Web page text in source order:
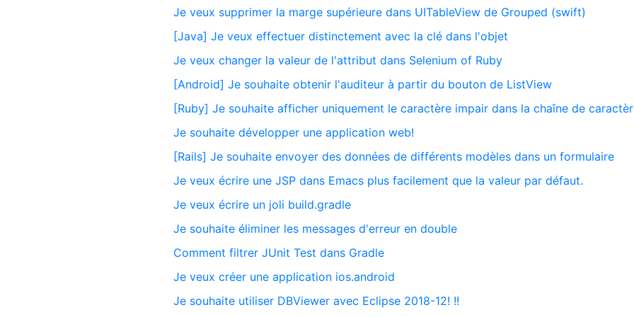
Je veux supprimer la marge supérieure dans UITableView de Grouped (swift)
[Java] Je veux effectuer distinctement avec la clé dans l'objet
Je veux changer la valeur de l'attribut dans Selenium of Ruby
[Android] Je souhaite obtenir l'auditeur à partir du bouton de ListView
[Ruby] Je souhaite afficher uniquement le caractère impair dans la chaîne de
Je souhaite développer une application web!
[Rails] Je souhaite envoyer des données de différents modèles dans un formulaire
Je veux écrire une JSP dans Emacs plus facilement que la valeur par défaut.
Je veux écrire un joli build.gradle
Je souhaite éliminer les messages d'erreur en double
Comment filtrer JUnit Test dans Gradle
Je veux créer une application ios.android
Je souhaite utiliser DBViewer avec Eclipse 2018-12! !!